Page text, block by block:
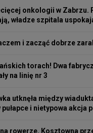
onkologii w Zabrzu.
władze szpitala
i zacząć dobrze
torach! Dwa
na linię nr 3
utknęła między
i nietypowa akcja
rowerze. Kosztowna